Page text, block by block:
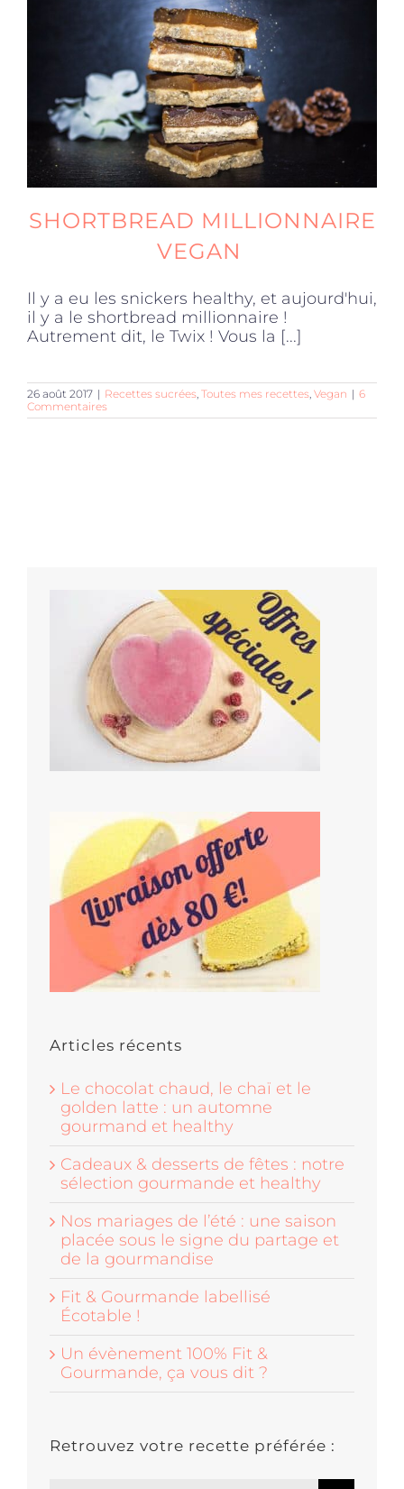
Click and collect
Traiteur
Cours
Accessoires
SHORTBREAD MILLIONNAIRE
VEGAN
Il y a eu les snickers healthy, et aujourd'hui,
il y a le shortbread millionnaire !
Autrement dit, le Twix ! Vous la [...]
26 août 2017 | Recettes sucrées, Toutes mes recettes, Vegan | 6
Commentaires
Articles récents
Le chocolat chaud, le chaï et le
golden latte : un automne
gourmand et healthy
Cadeaux & desserts de fêtes : notre
sélection gourmande et healthy
Nos mariages de l’été : une saison
placée sous le signe du partage et
de la gourmandise
Fit & Gourmande labellisé
Écotable !
Un évènement 100% Fit &
Gourmande, ça vous dit ?
Retrouvez votre recette préférée :